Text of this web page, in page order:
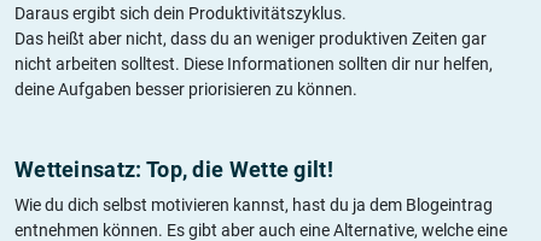
Daraus ergibt sich dein Produktivitätszyklus.
Das heißt aber nicht, dass du an weniger produktiven Zeiten gar
nicht arbeiten solltest. Diese Informationen sollten dir nur helfen,
deine Aufgaben besser priorisieren zu können.
Wetteinsatz: Top, die Wette gilt!
Wie du dich selbst motivieren kannst, hast du ja dem Blogeintrag
entnehmen können. Es gibt aber auch eine Alternative, welche eine